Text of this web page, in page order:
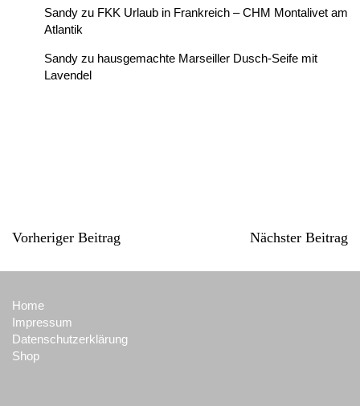
Sandy zu FKK Urlaub in Frankreich – CHM Montalivet am
Atlantik
Sandy zu hausgemachte Marseiller Dusch-Seife mit
Lavendel
Vorheriger Beitrag Nächster Beitrag
Home
Impressum
Datenschutzerklärung
Shop